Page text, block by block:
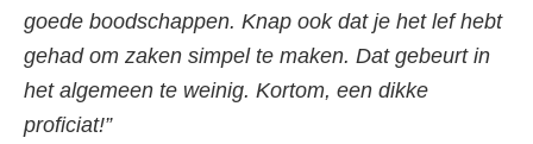
goede boodschappen. Knap ook dat je het lef hebt
gehad om zaken simpel te maken. Dat gebeurt in
het algemeen te weinig. Kortom, een dikke
proficiat!”